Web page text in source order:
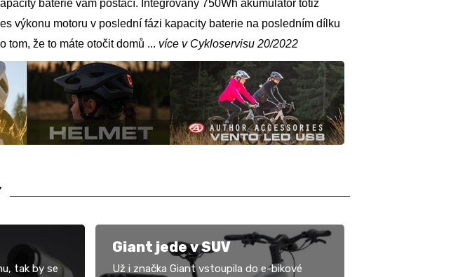
baterie vám postačí. Integrovaný 750Wh akumulátor totiž
výkonu motoru v poslední fázi kapacity baterie na posledním dílku
tom, že to máte otočit domů ... více v Cykloservisu 20/2022
tak by se
Giant jede v SUV
Už i značka Giant vstoupila do e-bikové